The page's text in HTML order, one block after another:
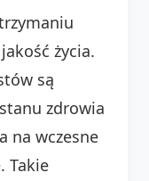
życia.
są
zdrowia
na wczesne
Takie